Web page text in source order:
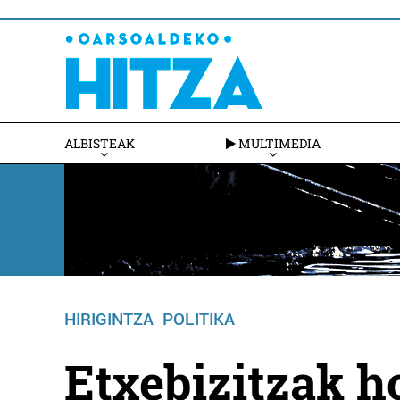
ALBISTEAK MULTIMEDIA
HIRIGINTZA POLITIKA
Etxebizitzak